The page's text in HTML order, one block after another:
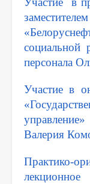
социальной
персонала
Участие в
Валерия
Практико-